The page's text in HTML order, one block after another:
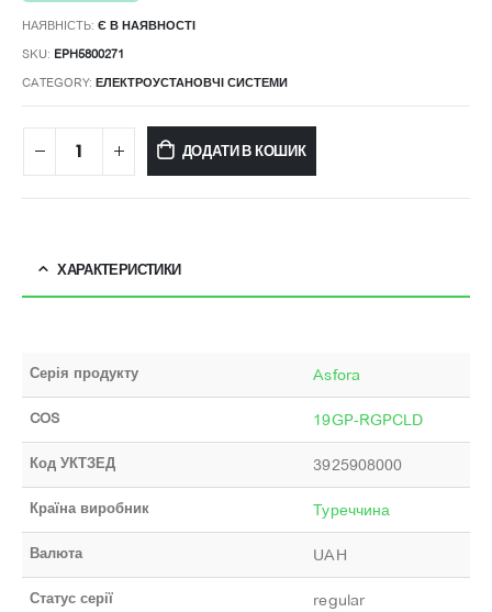
НАЯВНІСТЬ: Є В НАЯВНОСТІ
SKU: EPH5800271
CATEGORY: ЕЛЕКТРОУСТАНОВЧІ СИСТЕМИ
ДОДАТИ В КОШИК
ХАРАКТЕРИСТИКИ
Серія продукту Asfora
COS 19GP-RGPCLD
Код УКТЗЕД 3925908000
Країна виробник Туреччина
Валюта UAH
Статус серії regular